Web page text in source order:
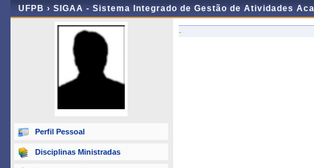
UFPB › SIGAA - Sistema Integrado de Gestão de Atividades
Perfil Pessoal
Disciplinas Ministradas
-